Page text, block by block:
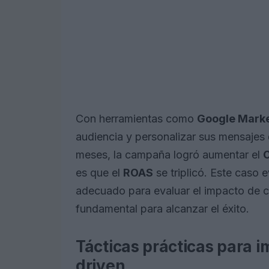
Con herramientas como Google
audiencia y personalizar sus
meses, la campaña logró aumentar el
es que el ROAS se triplicó. Este caso
adecuado para evaluar el impacto de
fundamental para alcanzar el éxito.
Tácticas prácticas para